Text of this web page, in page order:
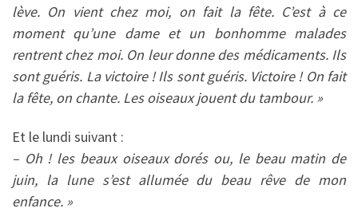
lève. On vient chez moi, on fait la fête. C’est à ce
moment qu’une dame et un bonhomme malades
rentrent chez moi. On leur donne des médicaments. Ils
sont guéris. La victoire ! Ils sont guéris. Victoire ! On fait
la fête, on chante. Les oiseaux jouent du tambour. »
Et le lundi suivant :
– Oh ! les beaux oiseaux dorés ou, le beau matin de
juin, la lune s’est allumée du beau rêve de mon
enfance. »